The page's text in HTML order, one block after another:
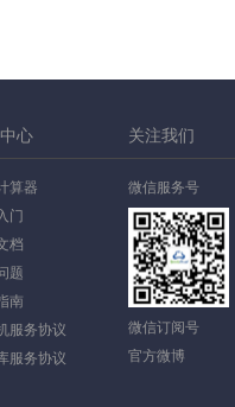
心
算器
门
档
题
南
服务协议
服务协议
关注我们
微信服务号
微信订阅号
官方微博